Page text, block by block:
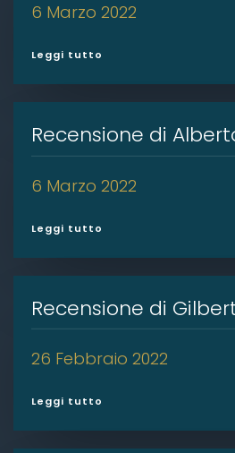
6 Marzo 2022
Leggi tutto
Recensione di
6 Marzo 2022
Leggi tutto
Recensione di
26 Febbraio 2022
Leggi tutto